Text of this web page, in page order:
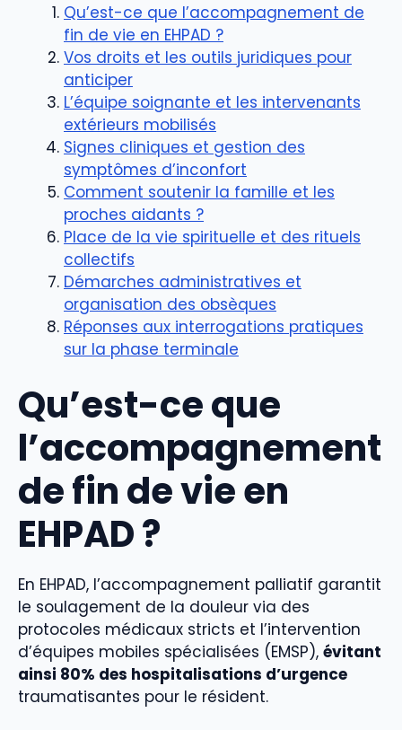
Qu’est-ce que l’accompagnement de
fin de vie en EHPAD ?
Vos droits et les outils juridiques pour
anticiper
L’équipe soignante et les intervenants
extérieurs mobilisés
Signes cliniques et gestion des
symptômes d’inconfort
Comment soutenir la famille et les
proches aidants ?
Place de la vie spirituelle et des rituels
collectifs
Démarches administratives et
organisation des obsèques
Réponses aux interrogations pratiques
sur la phase terminale
Qu’est-ce que
l’accompagnement
de fin de vie en
EHPAD ?
En EHPAD, l’accompagnement palliatif garantit
le soulagement de la douleur via des
protocoles médicaux stricts et l’intervention
d’équipes mobiles spécialisées (EMSP), évitant
ainsi 80% des hospitalisations d’urgence
traumatisantes pour le résident.